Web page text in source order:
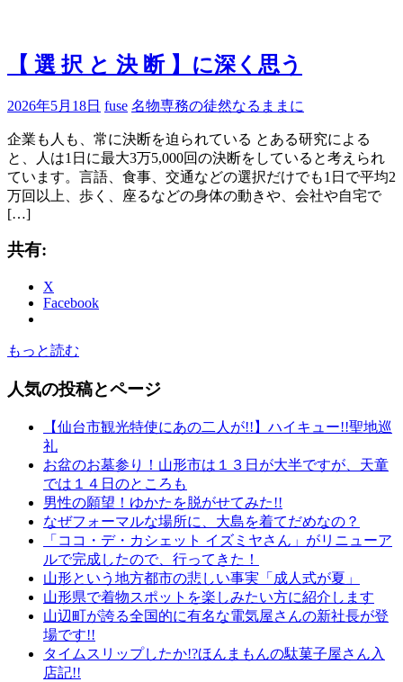
【 選 択 と 決 断 】に深く思う
2026年5月18日 fuse 名物専務の徒然なるままに
企業も人も、常に決断を迫られている とある研究による
と、人は1日に最大3万5,000回の決断をしていると考えられ
ています。言語、食事、交通などの選択だけでも1日で平均2
万回以上、歩く、座るなどの身体の動きや、会社や自宅で
[…]
共有:
X
Facebook
もっと読む
人気の投稿とページ
【仙台市観光特使にあの二人が!!】ハイキュー!!聖地巡
礼
お盆のお墓参り！山形市は１３日が大半ですが、天童
では１４日のところも
男性の願望！ゆかたを脱がせてみた!!
なぜフォーマルな場所に、大島を着てだめなの？
「ココ・デ・カシェット イズミヤさん」がリニューア
ルで完成したので、行ってきた！
山形という地方都市の悲しい事実「成人式が夏」
山形県で着物スポットを楽しみたい方に紹介します
山辺町が誇る全国的に有名な電気屋さんの新社長が登
場です!!
タイムスリップしたか!?ほんまもんの駄菓子屋さん入
店記!!